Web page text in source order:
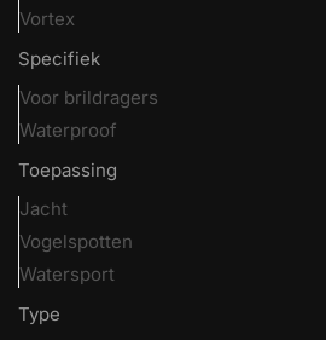
Vortex
Specifiek
Voor brildragers
Waterproof
Toepassing
Jacht
Vogelspotten
Watersport
Type